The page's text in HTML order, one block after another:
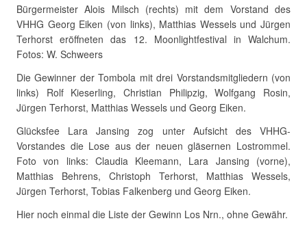
Bürgermeister Alois Milsch (rechts) mit dem Vorstand des
VHHG Georg Eiken (von links), Matthias Wessels und Jürgen
Terhorst eröffneten das 12. Moonlightfestival in Walchum.
Fotos: W. Schweers
Die Gewinner der Tombola mit drei Vorstandsmitgliedern (von
links) Rolf Kieserling, Christian Philipzig, Wolfgang Rosin,
Jürgen Terhorst, Matthias Wessels und Georg Eiken.
Glücksfee Lara Jansing zog unter Aufsicht des VHHG-
Vorstandes die Lose aus der neuen gläsernen Lostrommel.
Foto von links: Claudia Kleemann, Lara Jansing (vorne),
Matthias Behrens, Christoph Terhorst, Matthias Wessels,
Jürgen Terhorst, Tobias Falkenberg und Georg Eiken.
Hier noch einmal die Liste der Gewinn Los Nrn., ohne Gewähr.